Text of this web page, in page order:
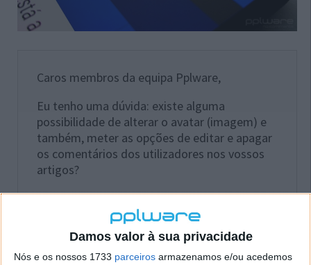
Damos valor à sua privacidade
Nós e os nossos 1733 parceiros armazenamos e/ou acedemos
Caros membros da equipa Pplware,
Eu tenho uma dúvida: existe alguma
possibilidade de alterar o avatar (imagem) e
também, meter as opções de editar e apagar
os comentários dos utilizadores nos vossos
artigos?
Cumprimentos,